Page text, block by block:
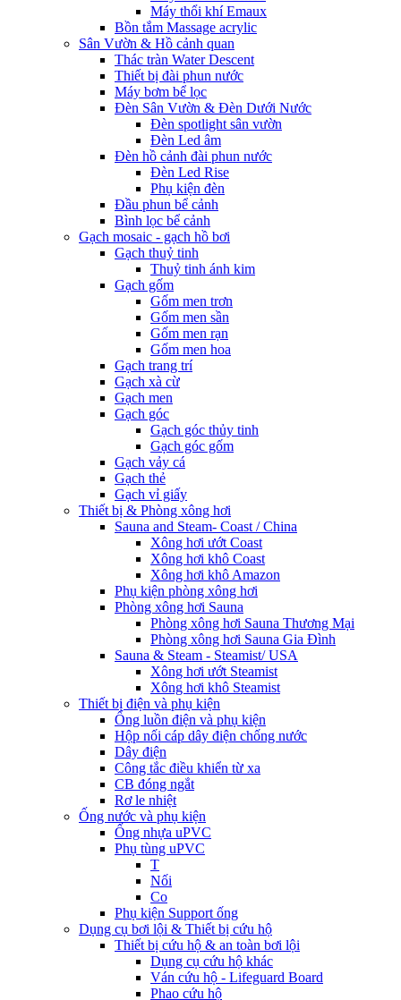
Máy thổi khí Emaux
Bồn tắm Massage acrylic
Sân Vườn & Hồ cảnh quan
Thác tràn Water Descent
Thiết bị đài phun nước
Máy bơm bể lọc
Đèn Sân Vườn & Đèn Dưới Nước
Đèn spotlight sân vườn
Đèn Led âm
Đèn hồ cảnh đài phun nước
Đèn Led Rise
Phụ kiện đèn
Đầu phun bể cảnh
Bình lọc bể cảnh
Gạch mosaic - gạch hồ bơi
Gạch thuỷ tinh
Thuỷ tinh ánh kim
Gạch gốm
Gốm men trơn
Gốm men sần
Gốm men rạn
Gốm men hoa
Gạch trang trí
Gạch xà cừ
Gạch men
Gạch góc
Gạch góc thủy tinh
Gạch góc gốm
Gạch vảy cá
Gạch thẻ
Gạch vỉ giấy
Thiết bị & Phòng xông hơi
Sauna and Steam- Coast / China
Xông hơi ướt Coast
Xông hơi khô Coast
Xông hơi khô Amazon
Phụ kiện phòng xông hơi
Phòng xông hơi Sauna
Phòng xông hơi Sauna Thương Mại
Phòng xông hơi Sauna Gia Đình
Sauna & Steam - Steamist/ USA
Xông hơi ướt Steamist
Xông hơi khô Steamist
Thiết bị điện và phụ kiện
Ống luồn điện và phụ kiện
Hộp nối cáp dây điện chống nước
Dây điện
Công tắc điều khiển từ xa
CB đóng ngắt
Rơ le nhiệt
Ống nước và phụ kiện
Ống nhựa uPVC
Phụ tùng uPVC
T
Nối
Co
Phụ kiện Support ống
Dụng cụ bơi lội & Thiết bị cứu hộ
Thiết bị cứu hộ & an toàn bơi lội
Dụng cụ cứu hộ khác
Ván cứu hộ - Lifeguard Board
Phao cứu hộ